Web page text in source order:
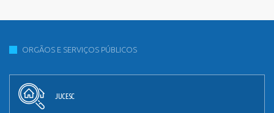
ORGÃOS E SERVIÇOS PÚBLICOS
JUCESC